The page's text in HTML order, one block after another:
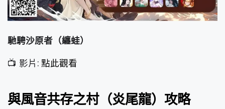
馳騁沙原者（纏蛙）
📺 影片: 點此觀看
與風音共存之村（炎尾龍）攻略